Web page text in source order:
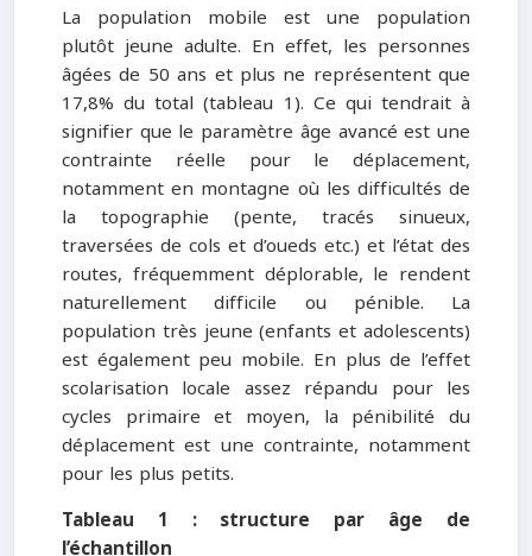
La population mobile est une population
plutôt jeune adulte. En effet, les personnes
âgées de 50 ans et plus ne représentent que
17,8% du total (tableau 1). Ce qui tendrait à
signifier que le paramètre âge avancé est une
contrainte réelle pour le déplacement,
notamment en montagne où les difficultés de
la topographie (pente, tracés sinueux,
traversées de cols et d’oueds etc.) et l’état des
routes, fréquemment déplorable, le rendent
naturellement difficile ou pénible. La
population très jeune (enfants et adolescents)
est également peu mobile. En plus de l’effet
scolarisation locale assez répandu pour les
cycles primaire et moyen, la pénibilité du
déplacement est une contrainte, notamment
pour les plus petits.
Tableau 1 : structure par âge de
l’échantillon